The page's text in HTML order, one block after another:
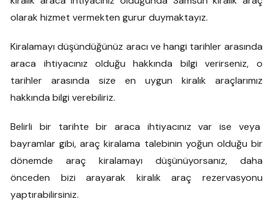
olarak hizmet vermekten gurur duymaktayız.
Kiralamayı düşündüğünüz aracı ve hangi tarihler arasında
araca ihtiyacınız olduğu hakkında bilgi verirseniz, o
tarihler arasında size en uygun kiralık araçlarımız
hakkında bilgi verebiliriz.
Belirli bir tarihte bir araca ihtiyacınız var ise veya
bayramlar gibi, araç kiralama talebinin yoğun olduğu bir
dönemde araç kiralamayı düşünüyorsanız, daha
önceden bizi arayarak kiralık araç rezervasyonu
yaptırabilirsiniz.